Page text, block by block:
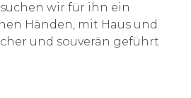
wir für ihn ein
Händen, mit Haus und
und souverän geführt